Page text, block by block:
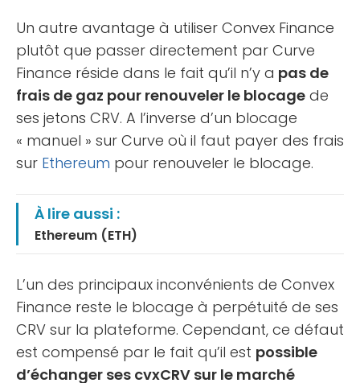
Un autre avantage à utiliser Convex Finance
plutôt que passer directement par Curve
Finance réside dans le fait qu’il n’y a pas de
frais de gaz pour renouveler le blocage de
ses jetons CRV. A l’inverse d’un blocage
« manuel » sur Curve où il faut payer des frais
sur Ethereum pour renouveler le blocage.
À lire aussi :
Ethereum (ETH)
L’un des principaux inconvénients de Convex
Finance reste le blocage à perpétuité de ses
CRV sur la plateforme. Cependant, ce défaut
est compensé par le fait qu’il est possible
d’échanger ses cvxCRV sur le marché